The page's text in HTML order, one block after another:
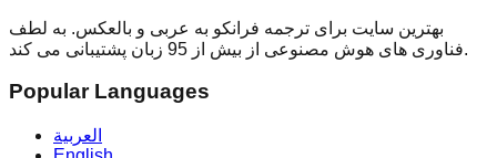
بهترین سایت برای ترجمه فرانکو به عربی و بالعکس. به لطف
فناوری های هوش مصنوعی از بیش از 95 زبان پشتیبانی می کند.
Popular Languages
العربية